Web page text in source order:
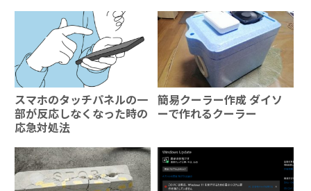
スマホのタッチパネルの一
部が反応しなくなった時の
応急対処法
簡易クーラー作成 ダイソ
ーで作れるクーラー